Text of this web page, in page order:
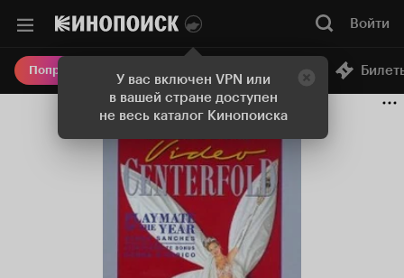
У вас включен VPN или
в вашей стране доступен
не весь каталог Кинопоиска
Войти
Попробовать Плюс Онлайн-кинотеатр